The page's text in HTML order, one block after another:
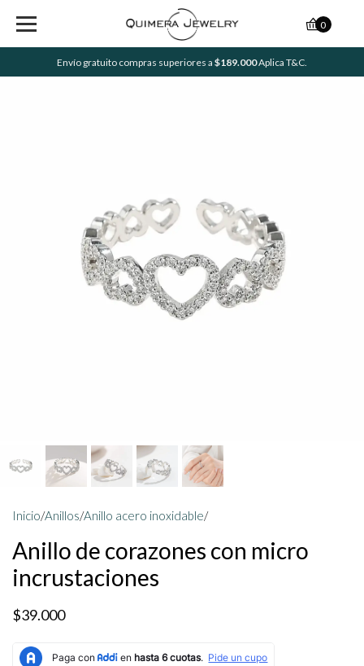
Envío gratuito compras superiores a $189.000Aplica T&C.
0
Inicio/Anillos/Anillo acero inoxidable/
Anillo de corazones con micro
incrustaciones
$39.000